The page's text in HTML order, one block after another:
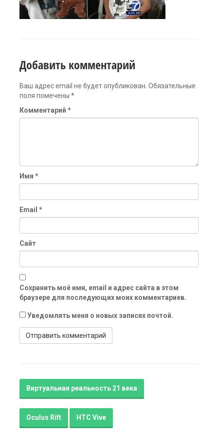
Добавить комментарий
Ваш адрес email не будет опубликован. Обязательные
поля помечены *
Комментарий *
Имя *
Email *
Сайт
Сохранить моё имя, email и адрес сайта в этом
браузере для последующих моих комментариев.
Уведомлять меня о новых записях почтой.
Виртуальная реальность 21 века
Oculus Rift HTC Vive